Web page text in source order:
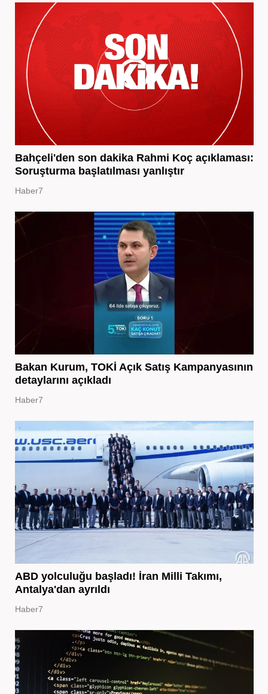
Bahçeli'den son dakika Rahmi Koç açıklaması:
Soruşturma başlatılması yanlıştır
Haber7
Bakan Kurum, TOKİ Açık Satış Kampanyasının
detaylarını açıkladı
Haber7
ABD yolculuğu başladı! İran Milli Takımı,
Antalya'dan ayrıldı
Haber7